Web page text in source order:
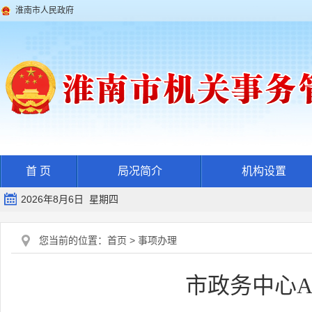
淮南市人民政府
首 页 局况简介 机构设置
2026年8月6日 星期四
您当前的位置： 首页 > 事项办理
市政务中心